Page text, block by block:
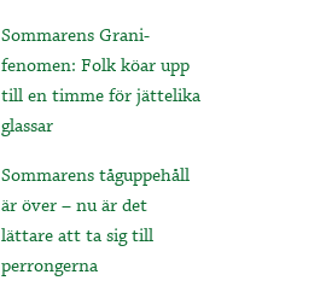
Sommarens Grani-
fenomen: Folk köar upp
till en timme för jättelika
glassar
Sommarens tåguppehåll
är över – nu är det
lättare att ta sig till
perrongerna